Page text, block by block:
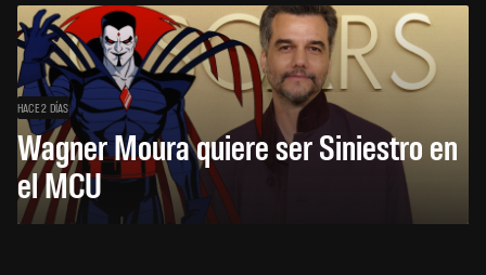
HACE 2 DÍAS
Wagner Moura quiere ser Siniestro en
el MCU